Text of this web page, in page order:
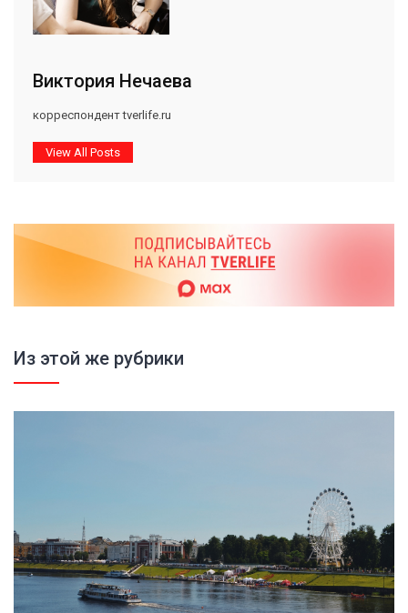
Виктория Нечаева
корреспондент tverlife.ru
View All Posts
Из этой же рубрики